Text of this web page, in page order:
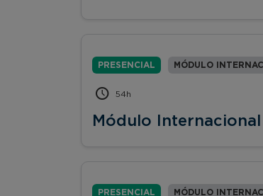
PRESENCIAL MÓDULO
54h
Módulo
PRESENCIAL MÓDULO